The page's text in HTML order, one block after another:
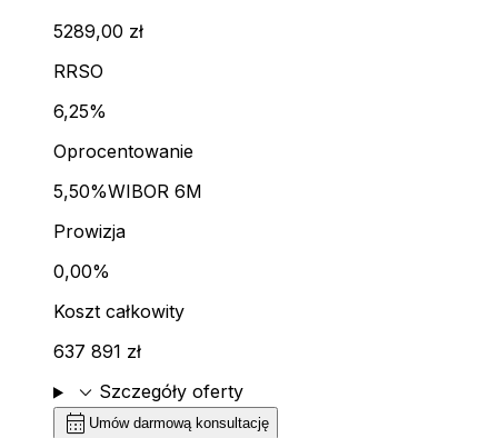
5289,00 zł
RRSO
6,25%
Oprocentowanie
5,50%WIBOR 6M
Prowizja
0,00%
Koszt całkowity
637 891 zł
expand_more Szczegóły oferty
calendar_month Umów darmową konsultację